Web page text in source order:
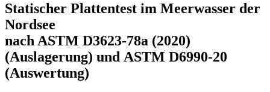
Statischer Plattentest im Meerwasser der
Nordsee
nach ASTM D3623-78a (2020)
(Auslagerung) und ASTM D6990-20
(Auswertung)